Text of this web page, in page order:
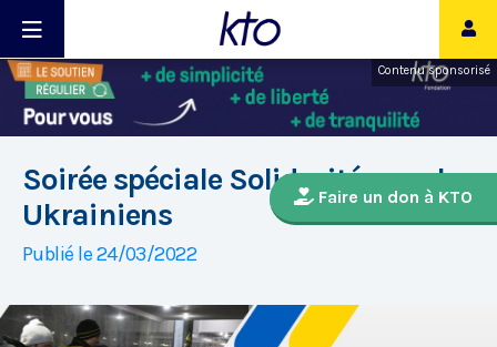
Contenu sponsorisé
Faire un don à KTO
Soirée spéciale Solidarité avec les
Ukrainiens
Publié le 24/03/2022